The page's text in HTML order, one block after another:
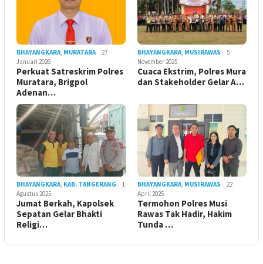
BHAYANGKARA, MURATARA
27
Januari 2026
Perkuat Satreskrim Polres
Muratara, Brigpol
Adenan…
BHAYANGKARA, MUSIRAWAS
5
November 2025
Cuaca Ekstrim, Polres Mura
dan Stakeholder Gelar A…
BHAYANGKARA, KAB. TANGERANG
1
Agustus 2025
Jumat Berkah, Kapolsek
Sepatan Gelar Bhakti
Religi…
BHAYANGKARA, MUSIRAWAS
22
April 2025
Termohon Polres Musi
Rawas Tak Hadir, Hakim
Tunda …